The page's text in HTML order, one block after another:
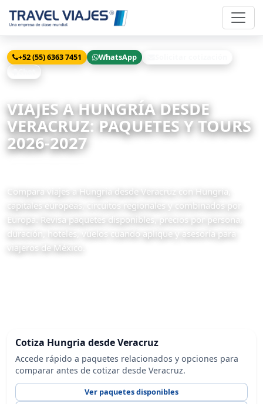
+52 (55) 6363 7451 WhatsApp
VIAJES A HUNGRÍA DESDE
VERACRUZ: PAQUETES Y TOURS
2026-2027
Compara viajes a Hungria desde Veracruz con Hungria,
capitales europeas, circuitos regionales y combinados por
Europa. Revisa paquetes disponibles, precios por persona,
duración, hoteles, vuelos cuando aplique y asesoría para
viajeros de México.
Cotiza Hungria desde Veracruz
Accede rápido a paquetes relacionados y opciones para
comparar antes de cotizar desde Veracruz.
Ver paquetes disponibles